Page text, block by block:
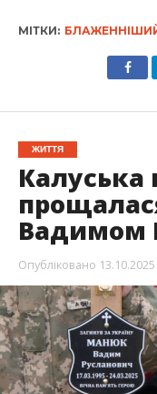
МІТКИ:
ЖИТТЯ
Калуська
Вадимом
Опубліковано 13.10.2025